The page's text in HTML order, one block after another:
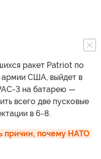
ракет Patriot по
США, выйдет в
3 на батарею —
всего две пусковые
в 6-8.
причин, почему НАТО